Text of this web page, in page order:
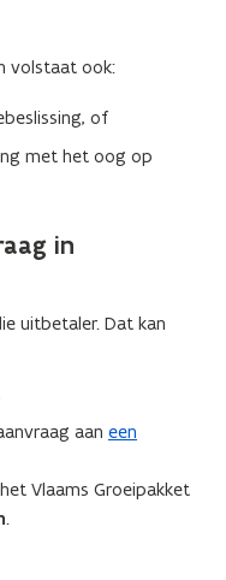
volstaat ook:
of
met het oog op
in
uitbetaler. Dat kan
aan een
Vlaams Groeipakket
.